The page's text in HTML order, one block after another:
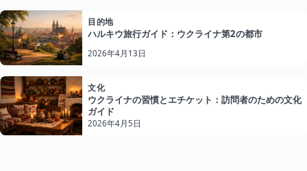
目的地
ハルキウ旅行ガイド：ウクライナ第2の都市
2026年4月13日
文化
ウクライナの習慣とエチケット：訪問者のための文化
ガイド
2026年4月5日